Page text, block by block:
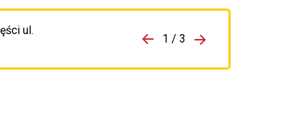
ul.
porzpedniego komunikatu 1 / 3
Przejdź do